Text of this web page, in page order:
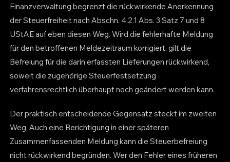
Finanzverwaltung begrenzt die rückwirkende Anerkennung
der Steuerfreiheit nach Abschn. 4.2.1 Abs. 3 Satz 7 und 8
UStAE auf eben diesen Weg. Wird die fehlerhafte Meldung
für den betroffenen Meldezeitraum korrigiert, gilt die
Befreiung für die darin erfassten Lieferungen rückwirkend,
soweit die zugehörige Steuerfestsetzung
verfahrensrechtlich überhaupt noch geändert werden kann.
Der praktisch entscheidende Gegensatz steckt im zweiten
Weg. Auch eine Berichtigung in einer späteren
Zusammenfassenden Meldung kann die Steuerbefreiung
nicht rückwirkend begründen. Wer den Fehler eines früheren